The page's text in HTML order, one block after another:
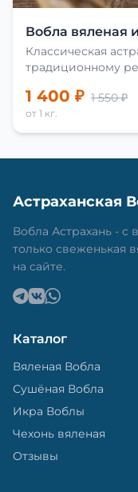
Вобла вяленая
Классическая
традиционному
1 400 ₽ 1 550 ₽
от 1 кг.
Астраханская
Вобла Астрахань - с
только свеженькая
на сайте.
Каталог
Вяленая Вобла
Сушёная Вобла
Икра Воблы
Чехонь вяленая
Отзывы